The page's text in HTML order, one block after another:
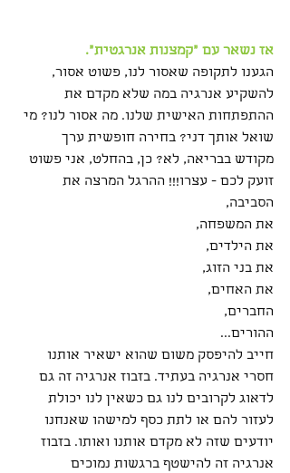
אז נשאר עם "קמצנות אנרגטית".
הגענו לתקופה שאסור לנו, פשוט אסור,
להשקיע אנרגיה במה שלא מקדם את
ההתפתחות האישית שלנו. מה אסור לנו? מי
שואל אותך דני? בחירה חופשית ערך
מקודש בבריאה, לא? כן, בהחלט, אני פשוט
זועק לכם - עצרו!!! ההרגל המרצה את
הסביבה,
את המשפחה,
את הילדים,
את בני הזוג,
את האחים,
החברים,
ההורים...
חייב להיפסק משום שהוא ישאיר אותנו
חסרי אנרגיה בעתיד. בזבוז אנרגיה זה גם
לדאוג לקרובים לנו גם כשאין לנו יכולת
לעזור להם או לתת כסף למישהו שאנחנו
יודעים שזה לא מקדם אותנו ואותו. בזבוז
אנרגיה זה להישטף ברגשות נמוכים